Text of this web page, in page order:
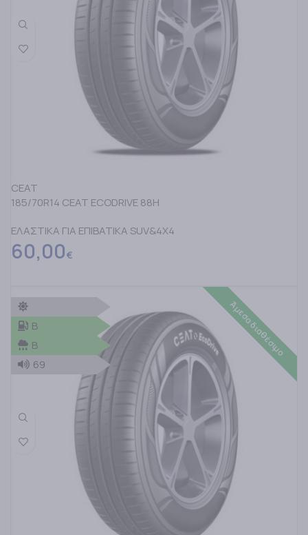
CEAT
185/70R14 CEAT ECODRIVE 88H
ΕΛΑΣΤΙΚΑ ΓΙΑ ΕΠΙΒΑΤΙΚΑ SUV&4X4
60,00€
Άμεσα διαθέσιμο
B
B
69